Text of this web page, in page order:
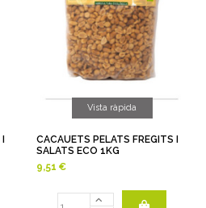
Vista ràpida
CACAUETS PELATS FREGITS I
SALATS ECO 1KG
9,51 €